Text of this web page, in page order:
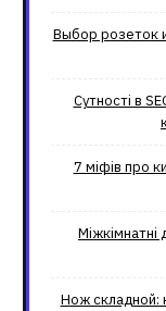
Выбор розеток
Сутності в
7 міфів про
Міжкімнатні
Нож складной: